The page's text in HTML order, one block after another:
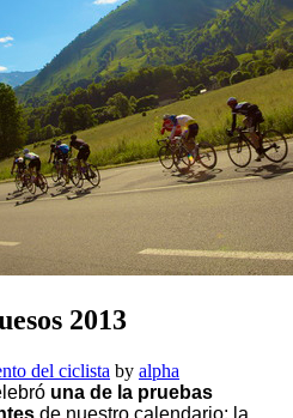
2013
2013
del ciclista by alpha
una de la pruebas
de nuestro calendario: la